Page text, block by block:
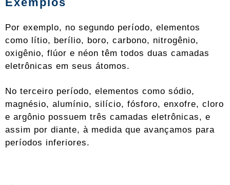
Por exemplo, no segundo período, elementos
como lítio, berílio, boro, carbono, nitrogênio,
oxigênio, flúor e néon têm todos duas camadas
eletrônicas em seus átomos.
No terceiro período, elementos como sódio,
magnésio, alumínio, silício, fósforo, enxofre, cloro
e argônio possuem três camadas eletrônicas, e
assim por diante, à medida que avançamos para
períodos inferiores.